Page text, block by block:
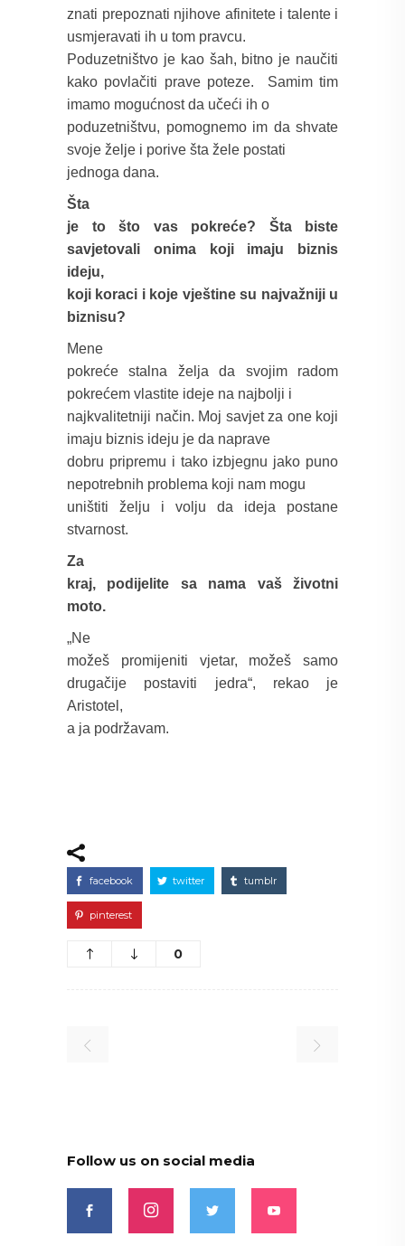
znati prepoznati njihove afinitete i talente i
usmjeravati ih u tom pravcu.
Poduzetništvo je kao šah, bitno je naučiti
kako povlačiti prave poteze.
Samim tim
imamo mogućnost da učeći ih o
poduzetništvu, pomognemo im da shvate
svoje želje i porive šta žele postati
jednoga dana.
Šta
je to što vas pokreće? Šta biste
savjetovali onima koji imaju biznis
ideju,
koji koraci i koje vještine su najvažniji u
biznisu?
Mene
pokreće stalna želja da svojim radom
pokrećem vlastite ideje na najbolji i
najkvalitetniji način. Moj savjet za one koji
imaju biznis ideju je da naprave
dobru pripremu i tako izbjegnu jako puno
nepotrebnih problema koji nam mogu
uništiti želju i volju da ideja postane
stvarnost.
Za
kraj, podijelite sa nama vaš životni
moto.
„Ne
možeš promijeniti vjetar, možeš samo
drugačije postaviti jedra“, rekao je
Aristotel,
a ja podržavam.
facebook twitter tumblr
pinterest
0
Follow us on social media